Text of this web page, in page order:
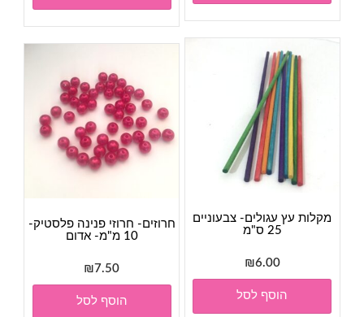
מקלות עץ עגולים- צבעוניים
25 ס"מ
₪6.00
הוסף לסל
חרוזים- חרוזי פנינה פלסטיק-
10 מ"מ- אדום
₪7.50
הוסף לסל